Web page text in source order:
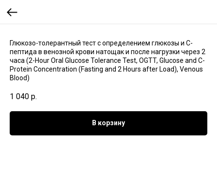
Глюкозо-толерантный тест с определением глюкозы и С-
пептида в венозной крови натощак и после нагрузки через 2
часа (2-Hour Oral Glucose Tolerance Test, OGTT, Glucose and C-
Protein Concentration (Fasting and 2 Hours after Load), Venous
Blood)
1 040 р.
В корзину